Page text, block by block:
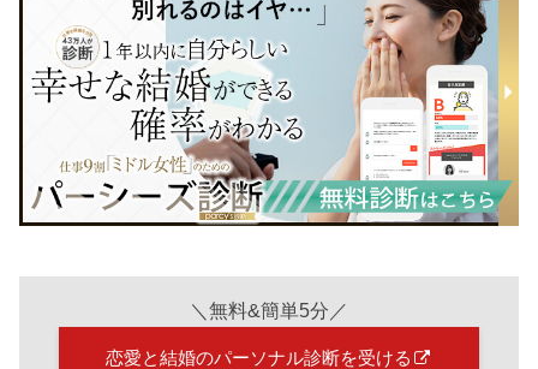
＼無料&簡単5分／
恋愛と結婚のパーソナル診断を受ける